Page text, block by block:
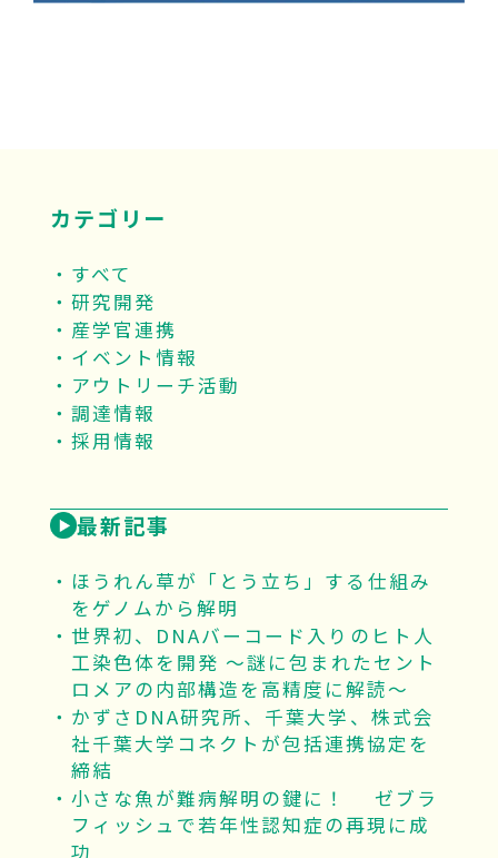
カテゴリー
すべて
研究開発
産学官連携
イベント情報
アウトリーチ活動
調達情報
採用情報
最新記事
ほうれん草が「とう立ち」する仕組み
をゲノムから解明
世界初、DNAバーコード入りのヒト人
工染色体を開発 ～謎に包まれたセント
ロメアの内部構造を高精度に解読～
かずさDNA研究所、千葉大学、株式会
社千葉大学コネクトが包括連携協定を
締結
小さな魚が難病解明の鍵に！ ゼブラ
フィッシュで若年性認知症の再現に成
功